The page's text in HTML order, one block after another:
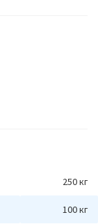
прейскуранту
250 кг
100 кг